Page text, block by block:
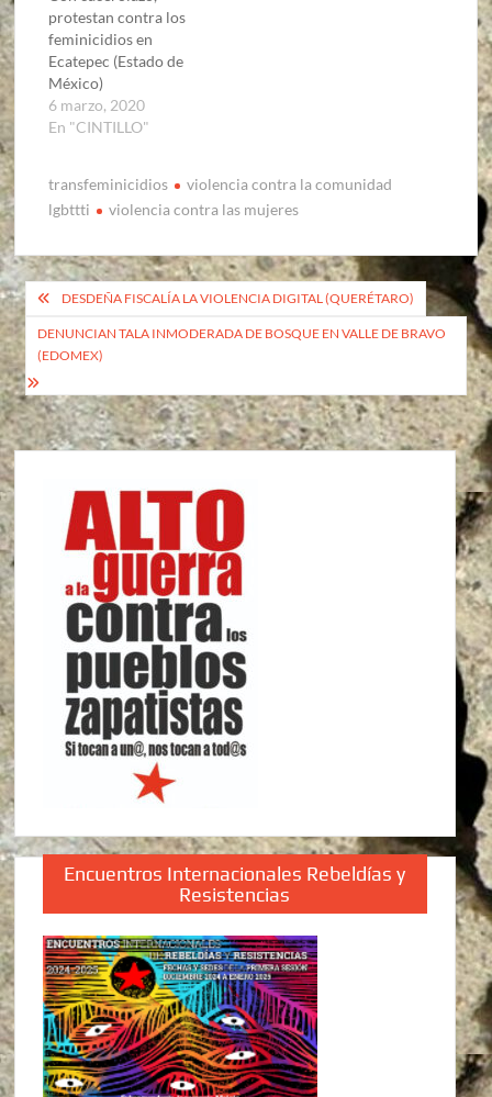
protestan contra los
feminicidios en
Ecatepec (Estado de
México)
6 marzo, 2020
En "CINTILLO"
transfeminicidios
violencia contra la comunidad
lgbttti
violencia contra las mujeres
Navegación
de
entradas
DESDEÑA FISCALÍA LA VIOLENCIA DIGITAL (QUERÉTARO)
DENUNCIAN TALA INMODERADA DE BOSQUE EN VALLE DE BRAVO
(EDOMEX)
Encuentros Internacionales Rebeldías y
Resistencias